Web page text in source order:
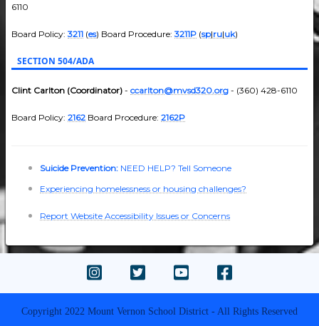
6110
Board Policy:3211 (es) Board Procedure:3211P (sp|ru|uk)
SECTION 504/ADA
Clint Carlton (Coordinator) - ccarlton@mvsd320.org - (360) 428-6110
Board Policy: 2162 Board Procedure: 2162P
Suicide Prevention: NEED HELP? Tell Someone
Experiencing homelessness or housing challenges?
Report Website Accessibility Issues or Concerns
Copyright 2022 Mount Vernon School District - All Rights Reserved